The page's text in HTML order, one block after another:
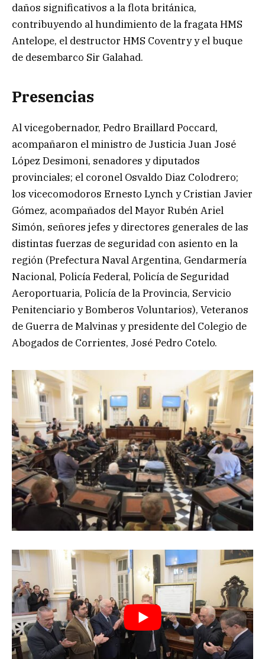
daños significativos a la flota británica,
contribuyendo al hundimiento de la fragata HMS
Antelope, el destructor HMS Coventry y el buque
de desembarco Sir Galahad.
Presencias
Al vicegobernador, Pedro Braillard Poccard,
acompañaron el ministro de Justicia Juan José
López Desimoni, senadores y diputados
provinciales; el coronel Osvaldo Diaz Colodrero;
los vicecomodoros Ernesto Lynch y Cristian Javier
Gómez, acompañados del Mayor Rubén Ariel
Simón, señores jefes y directores generales de las
distintas fuerzas de seguridad con asiento en la
región (Prefectura Naval Argentina, Gendarmería
Nacional, Policía Federal, Policía de Seguridad
Aeroportuaria, Policía de la Provincia, Servicio
Penitenciario y Bomberos Voluntarios), Veteranos
de Guerra de Malvinas y presidente del Colegio de
Abogados de Corrientes, José Pedro Cotelo.